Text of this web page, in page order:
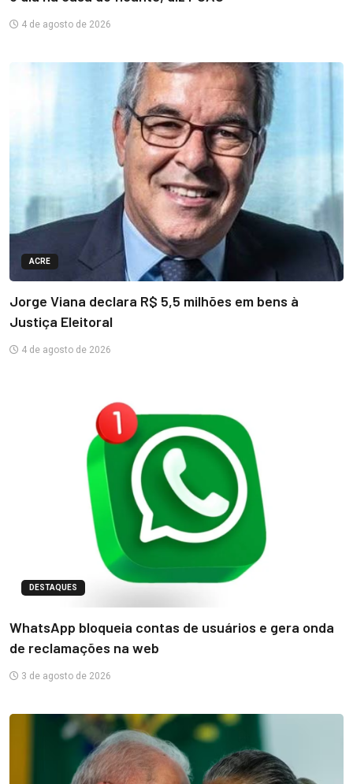
4 de agosto de 2026
ACRE
Jorge Viana declara R$ 5,5 milhões em bens à
Justiça Eleitoral
4 de agosto de 2026
DESTAQUES
WhatsApp bloqueia contas de usuários e gera onda
de reclamações na web
3 de agosto de 2026